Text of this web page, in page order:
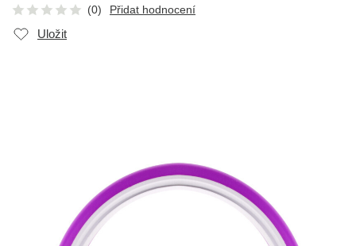
(0) Přidat hodnocení
Uložit